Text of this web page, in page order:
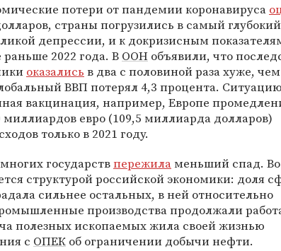
потери от пандемии коронавируса
страны погрузились в самый глубокий
депрессии, и к докризисным
раньше 2022 года. В ООН объявили, что
оказались в два с половиной раза хуже,
ВВП потерял 4,3 процента. Ситуацию
вакцинация, например, Европе
миллиардов евро (109,5 миллиарда долларов)
только в 2021 году.
государствпережила меньший спад. Во
структурой российской экономики: доля
сильнее остальных, в ней относительно
производства продолжали
полезных ископаемых жила своей жизнью
с ОПЕК об ограничении добычи нефти.